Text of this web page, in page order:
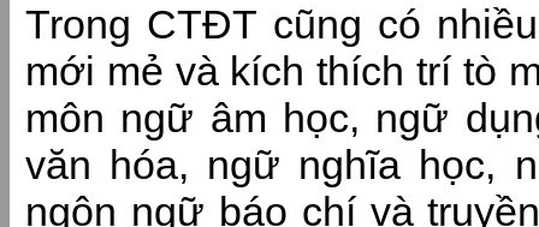
Trong CTĐT cũng có
mới mẻ và kích thích trí tò
môn ngữ âm học, ngữ
văn hóa, ngữ nghĩa học,
ngôn ngữ báo chí và